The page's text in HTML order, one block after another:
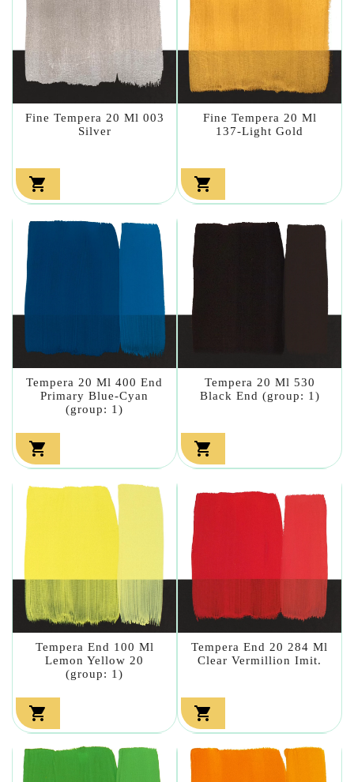
Fine Tempera 20 Ml 003
Silver

Fine Tempera 20 Ml
137-Light Gold

Tempera 20 Ml 400 End
Primary Blue-Cyan
(group: 1)

Tempera 20 Ml 530
Black End (group: 1)

Tempera End 100 Ml
Lemon Yellow 20
(group: 1)

Tempera End 20 284 Ml
Clear Vermillion Imit.
